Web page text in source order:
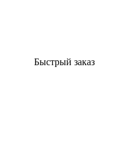
Быстрый заказ